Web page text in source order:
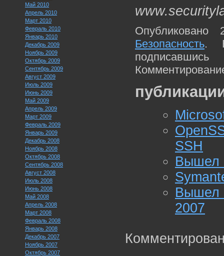
Май 2010
Апрель 2010
Март 2010
Февраль 2010
Январь 2010
Декабрь 2009
Ноябрь 2009
Октябрь 2009
Сентябрь 2009
Август 2009
Июль 2009
Июнь 2009
Май 2009
Апрель 2009
Март 2009
Февраль 2009
Январь 2009
Декабрь 2008
Ноябрь 2008
Октябрь 2008
Сентябрь 2008
Август 2008
Июль 2008
Июнь 2008
Май 2008
Апрель 2008
Март 2008
Февраль 2008
Январь 2008
Декабрь 2007
Ноябрь 2007
Октябрь 2007
Безопасность.
SSH
Вышел
Вышел
2007